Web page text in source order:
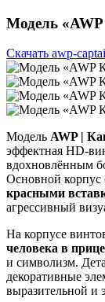
Модель
Скачать awp-
Модель AWP |
эффектная HD-
вдохновлённым
Основной
красными
агрессивный
На корпусе
человека в
и символизм.
декоративные
выразительной и